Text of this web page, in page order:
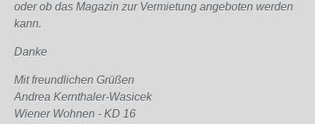
oder ob das Magazin zur Vermietung angeboten werden
kann.
Danke
Mit freundlichen Grüßen
Andrea Kernthaler-Wasicek
Wiener Wohnen - KD 16